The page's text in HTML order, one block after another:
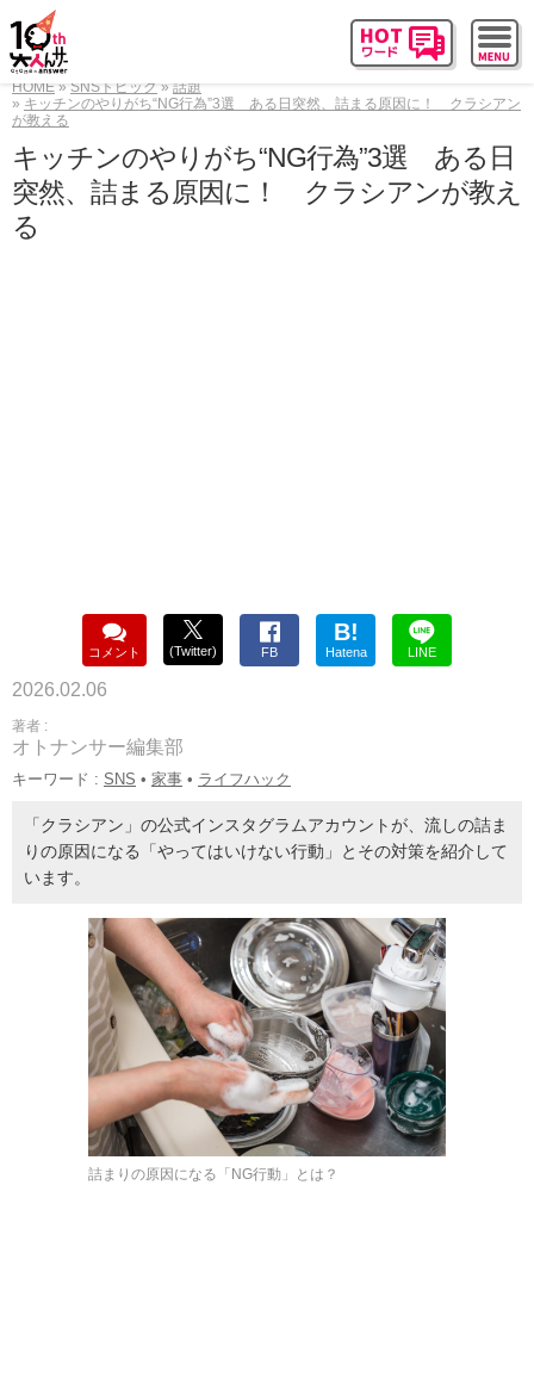
HOME SNSトピック
話題
キッチンのやりがち“NG行為”3選 ある日突然、詰まる原因に！ クラシアン
が教える
キッチンのやりがち“NG行為”3選 ある日
突然、詰まる原因に！ クラシアンが教え
る
コメント (Twitter) FB
B!
Hatena LINE
2026.02.06
著者 :
オトナンサー編集部
キーワード : SNS • 家事 • ライフハック
「クラシアン」の公式インスタグラムアカウントが、流しの詰ま
りの原因になる「やってはいけない行動」とその対策を紹介して
います。
詰まりの原因になる「NG行動」とは？